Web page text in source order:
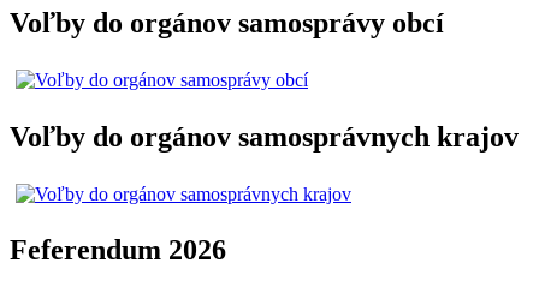
Voľby do orgánov samosprávy obcí
Voľby do orgánov samosprávnych krajov
Feferendum 2026